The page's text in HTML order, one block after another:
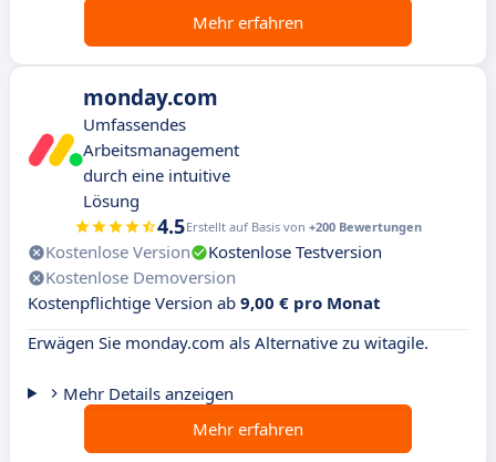
Mehr erfahren
monday.com
Umfassendes
Arbeitsmanagement
durch eine intuitive
Lösung
4.5Erstellt auf Basis von +200 Bewertungen
Kostenlose Version
Kostenlose Testversion
Kostenlose Demoversion
Kostenpflichtige Version ab 9,00 € pro Monat
Erwägen Sie monday.com als Alternative zu witagile.
Mehr Details anzeigen
Mehr erfahren